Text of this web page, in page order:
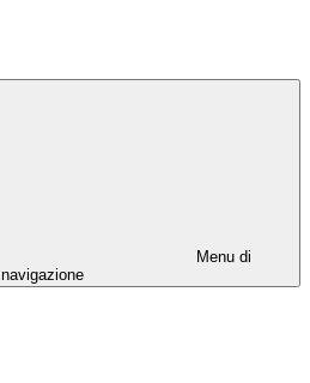
Menu di
navigazione